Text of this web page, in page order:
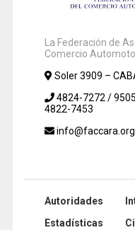
La Federación de
Comercio
Soler 3909 –
4824-7272 /
4822-7453
Autoridades
Estadísticas